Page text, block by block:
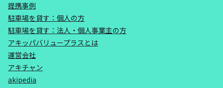
提携事例
駐車場を貸す：個人の方
駐車場を貸す：法人・個人事業主の方
アキッパバリュープラスとは
運営会社
アキチャン
akipedia